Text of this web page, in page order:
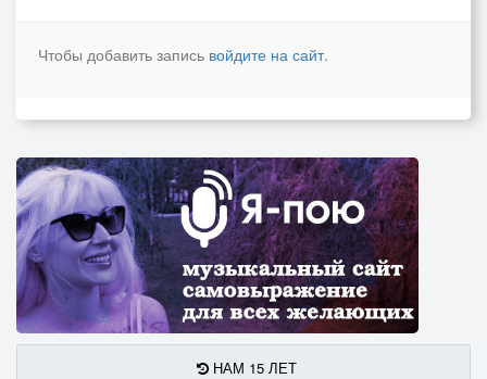
Чтобы добавить запись войдите на сайт.
НАМ 15 ЛЕТ